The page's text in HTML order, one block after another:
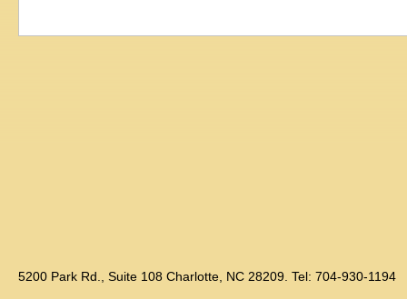
5200 Park Rd., Suite 108 Charlotte, NC 28209. Tel: 704-930-1194